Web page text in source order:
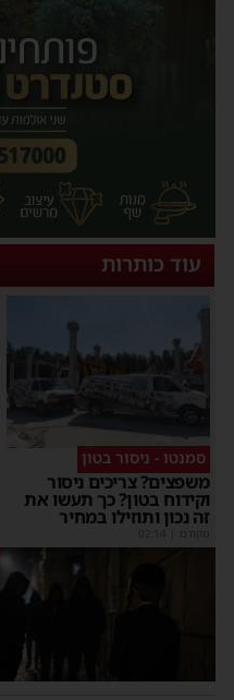
עוד כותרות
סמנטו - ניסור בטון
משפצים? צריכים ניסור
וקידוח בטון? כך תעשו את
זה נכון ותוזילו במחיר
מקודם